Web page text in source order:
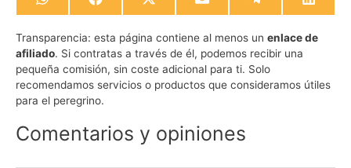
Compartir
en
WhatsApp
Compartir
en
Facebook
Compartir
en
X
(Twitter)
Compartir
en
Email
Compartir
en
Telegram
en
Transparencia: esta página contiene al menos un enlace de
afiliado. Si contratas a través de él, podemos recibir una
pequeña comisión, sin coste adicional para ti. Solo
recomendamos servicios o productos que consideramos útiles
para el peregrino.
Comentarios y opiniones